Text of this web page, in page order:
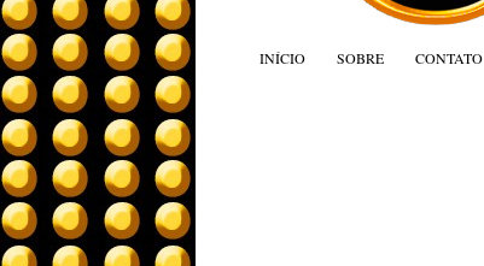
INÍCIO SOBRE CONTATO